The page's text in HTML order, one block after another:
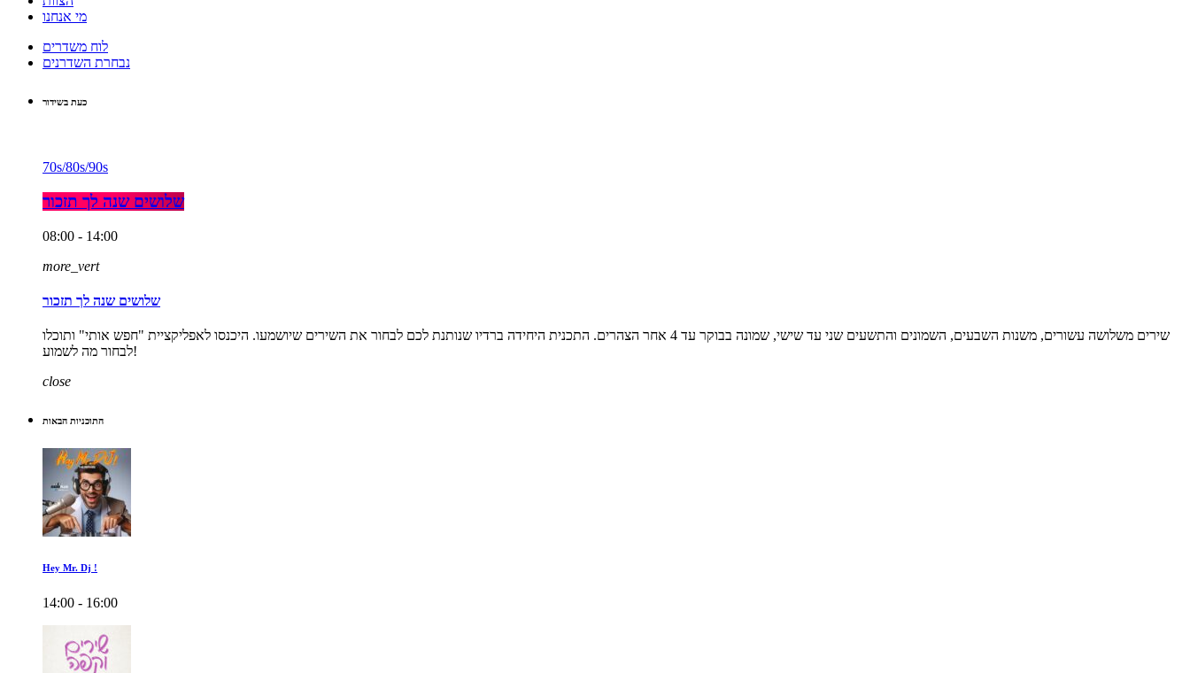
מי אנחנו
לוח משדרים
נבחרת השדרנים
כעת בשידור
70s/80s/90s
שלושים שנה לך תזכור
08:00 - 14:00
more_vert
שלושים שנה לך תזכור
שירים משלושה עשורים, משנות השבעים, השמונים והתשעים שני עד שישי, שמונה בבוקר עד 4 אחר הצהרים. התכנית היחידה ברדיו שנותנת לכם לבחור את השירים שיושמעו. היכנסו לאפליקציית "חפש אותי" ותוכלו
לבחור מה לשמוע!
close
התוכניות הבאות
Hey Mr. Dj !
14:00 - 16:00